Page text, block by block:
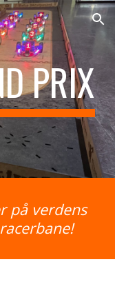
Skip to navigation
PRIX
på verdens